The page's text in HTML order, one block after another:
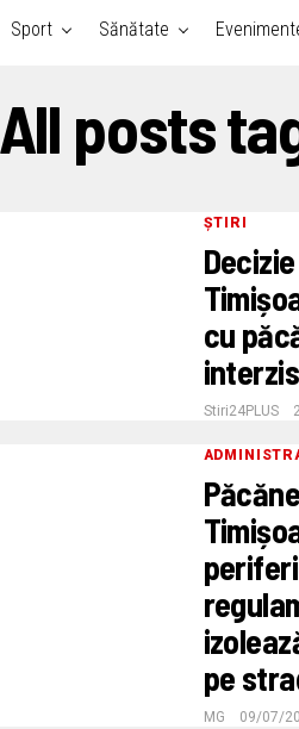
Sport Sănătate
All posts
ȘTIRI
cu
Stiri24PLUS
pe
MG 09/07/